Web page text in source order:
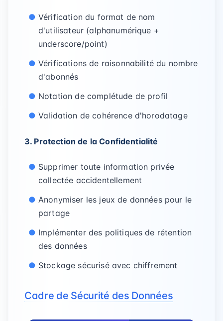
Vérification du format de nom
d'utilisateur (alphanumérique +
underscore/point)
Vérifications de raisonnabilité du nombre
d'abonnés
Notation de complétude de profil
Validation de cohérence d'horodatage
3. Protection de la Confidentialité
Supprimer toute information privée
collectée accidentellement
Anonymiser les jeux de données pour le
partage
Implémenter des politiques de rétention
des données
Stockage sécurisé avec chiffrement
Cadre de Sécurité des Données